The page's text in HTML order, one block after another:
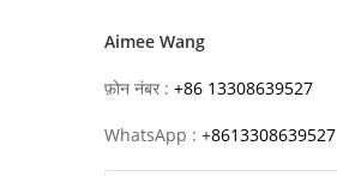
Aimee Wang
फ़ोन नंबर : +86 13308639527
WhatsApp : +8613308639527